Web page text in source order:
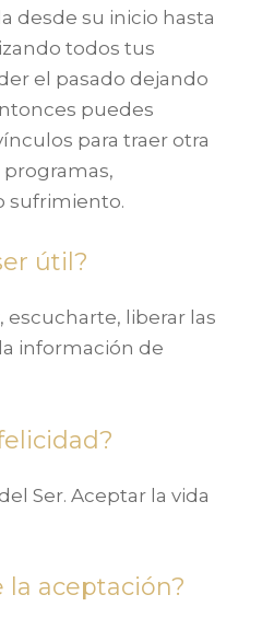
desde su inicio hasta
todos tus
el pasado dejando
puedes
para traer otra
programas,
sufrimiento.
útil?
escucharte, liberar las
información de
Ser. Aceptar la vida
aceptación?